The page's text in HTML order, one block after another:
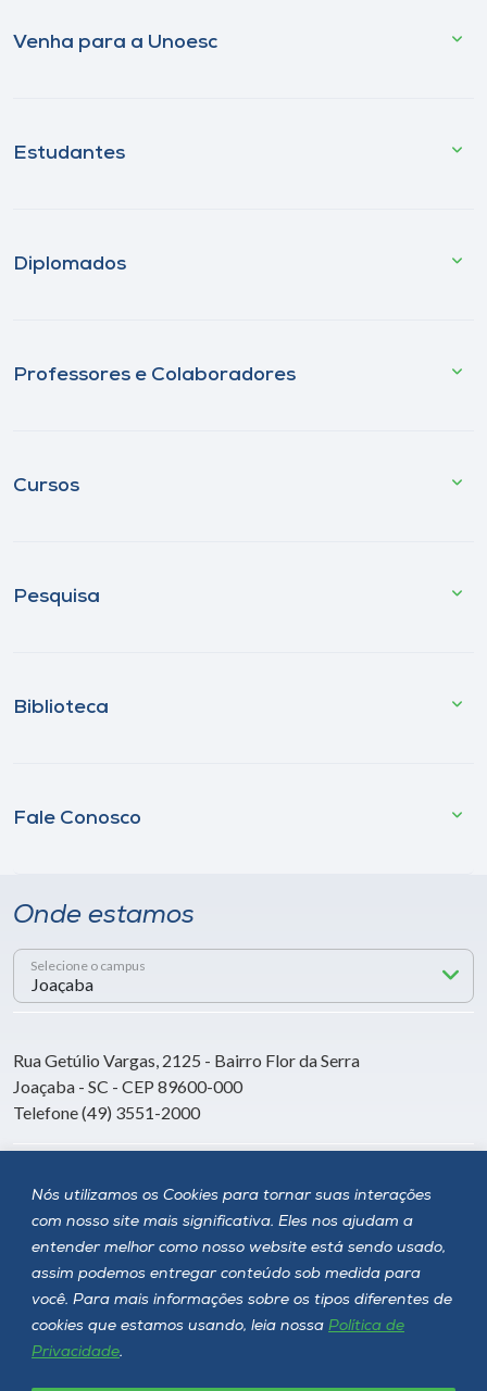
Nós utilizamos os Cookies para tornar suas interações
com nosso site mais significativa. Eles nos ajudam a
entender melhor como nosso website está sendo usado,
assim podemos entregar conteúdo sob medida para
você. Para mais informações sobre os tipos diferentes de
cookies que estamos usando, leia nossa Política de
Privacidade.
Venha para a Unoesc
Estudantes
Diplomados
Professores e Colaboradores
Cursos
Pesquisa
Biblioteca
Fale Conosco
Onde estamos
Selecione o campus
Rua Getúlio Vargas, 2125 - Bairro Flor da Serra
Joaçaba - SC - CEP 89600-000
Telefone (49) 3551-2000
Siga a Unoesc